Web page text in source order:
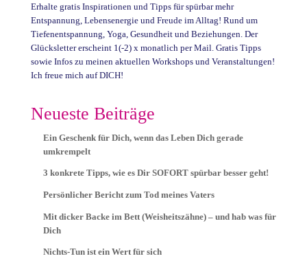
Erhalte gratis Inspirationen und Tipps für spürbar mehr
Entspannung, Lebensenergie und Freude im Alltag! Rund um
Tiefenentspannung, Yoga, Gesundheit und Beziehungen. Der
Glücksletter erscheint 1(-2) x monatlich per Mail. Gratis Tipps
sowie Infos zu meinen aktuellen Workshops und Veranstaltungen!
Ich freue mich auf DICH!
Neueste Beiträge
Ein Geschenk für Dich, wenn das Leben Dich gerade
umkrempelt
3 konkrete Tipps, wie es Dir SOFORT spürbar besser geht!
Persönlicher Bericht zum Tod meines Vaters
Mit dicker Backe im Bett (Weisheitszähne) – und hab was für
Dich
Nichts-Tun ist ein Wert für sich